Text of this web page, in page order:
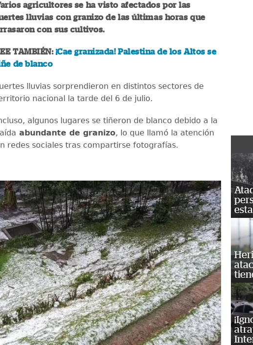
agricultores se ha visto afectados por las
lluvias con granizo de las últimas horas que
con sus cultivos.
TAMBIÉN: ¡Cae granizada! Palestina de los Altos se
de blanco
lluvias sorprendieron en distintos sectores de
nacional la tarde del 6 de julio.
algunos lugares se tiñeron de blanco debido a la
abundante de granizo, lo que llamó la atención
redes sociales tras compartirse fotografías.